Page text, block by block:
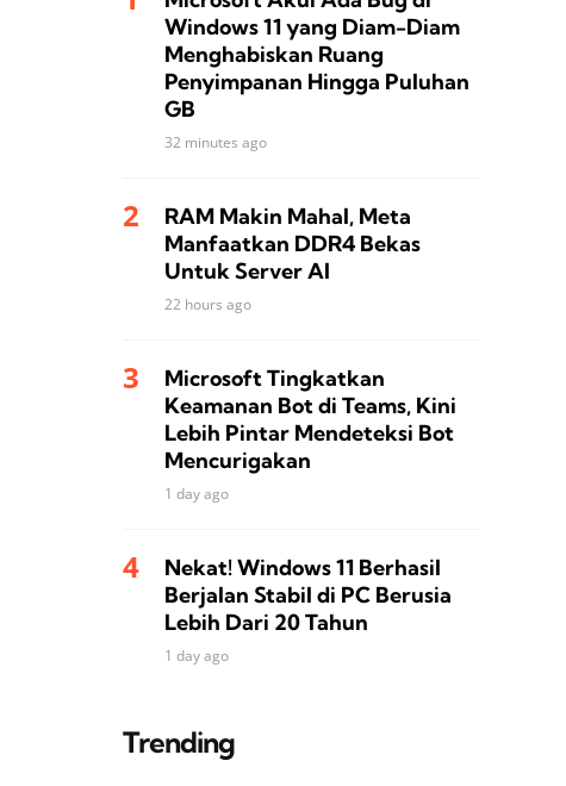
Windows 11 yang Diam-Diam
Menghabiskan Ruang
Penyimpanan Hingga Puluhan
GB
32 minutes ago
RAM Makin Mahal, Meta
Manfaatkan DDR4 Bekas
Untuk Server AI
22 hours ago
Microsoft Tingkatkan
Keamanan Bot di Teams, Kini
Lebih Pintar Mendeteksi Bot
Mencurigakan
1 day ago
Nekat! Windows 11 Berhasil
Berjalan Stabil di PC Berusia
Lebih Dari 20 Tahun
1 day ago
Trending